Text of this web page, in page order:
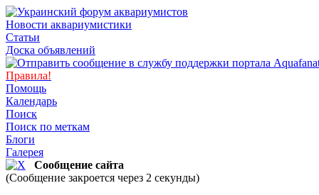
Новости аквариумистики
Статьи
Доска объявлений
Правила!
Помощь
Календарь
Поиск
Поиск по меткам
Блоги
Галерея
Сообщение сайта
(Сообщение закроется через 2 секунды)